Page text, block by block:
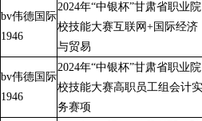
bv伟德国际
1946
2024年“中银杯”甘肃省职业院
校技能大赛互联网+国际经济
与贸易
bv伟德国际
1946
2024年“中银杯”甘肃省职业院
校技能大赛高职员工组会计实
务赛项